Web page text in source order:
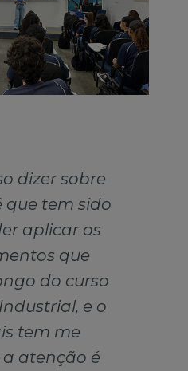
dizer sobre
que tem sido
aplicar os
que
do curso
e o
tem me
atenção é